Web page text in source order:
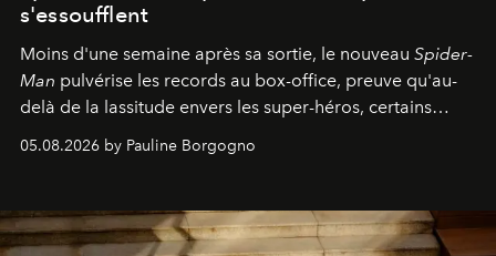
s'essoufflent
Moins d'une semaine après sa sortie, le nouveau Spider-
Man pulvérise les records au box-office, preuve qu'au-
delà de la lassitude envers les super-héros, certains
05.08.2026 by Pauline Borgogno